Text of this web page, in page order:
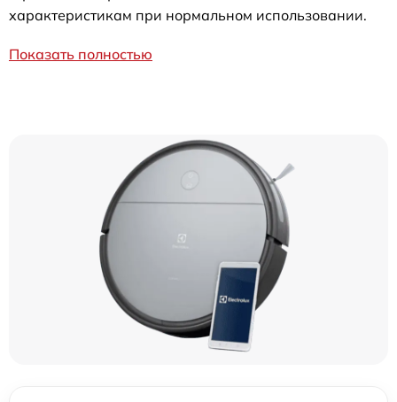
характеристикам при нормальном использовании.
Показать полностью